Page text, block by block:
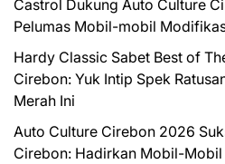
Castrol Dukung Auto Culture
Pelumas Mobil-mobil
Hardy Classic Sabet Best of
Cirebon: Yuk Intip Spek
Merah Ini
Auto Culture Cirebon 2026
Cirebon: Hadirkan Mobil-